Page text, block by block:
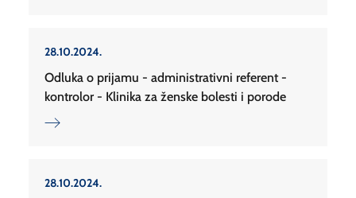
28.10.2024.
Odluka o prijamu - administrativni referent -
kontrolor - Klinika za ženske bolesti i porode
28.10.2024.